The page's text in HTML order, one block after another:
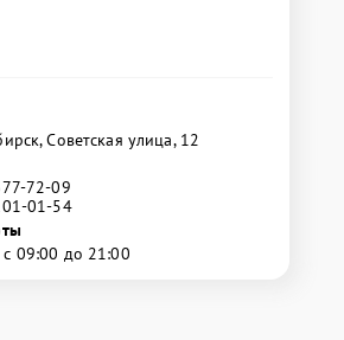
Советская улица, 12
72-09
01-54
с 09:00 до 21:00